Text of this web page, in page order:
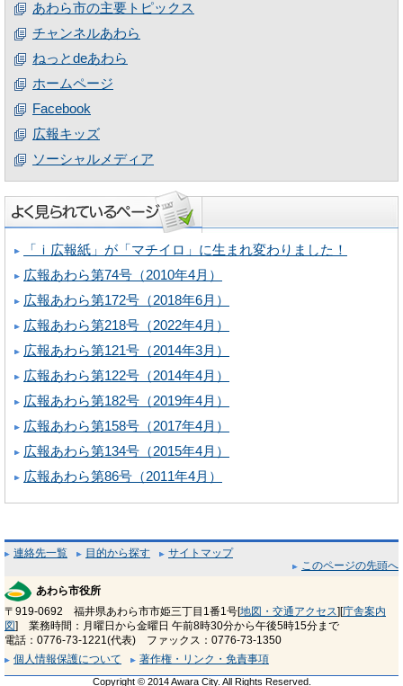
あわら市の主要トピックス
チャンネルあわら
ねっとdeあわら
ホームページ
Facebook
広報キッズ
ソーシャルメディア
「ｉ広報紙」が「マチイロ」に生まれ変わりました！
広報あわら第74号（2010年4月）
広報あわら第172号（2018年6月）
広報あわら第218号（2022年4月）
広報あわら第121号（2014年3月）
広報あわら第122号（2014年4月）
広報あわら第182号（2019年4月）
広報あわら第158号（2017年4月）
広報あわら第134号（2015年4月）
広報あわら第86号（2011年4月）
連絡先一覧 目的から探す
サイトマップ
このページの先頭へ
あわら市役所
〒919-0692 福井県あわら市市姫三丁目1番1号[地図・交通アクセス][庁舎案内
図] 業務時間：月曜日から金曜日 午前8時30分から午後5時15分まで
電話：0776-73-1221(代表) ファックス：0776-73-1350
個人情報保護について
著作権・リンク・免責事項
Copyright © 2014 Awara City. All Rights Reserved.